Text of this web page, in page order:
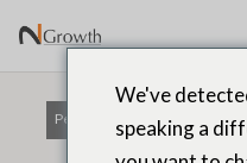
Pessoas e cultura
We've
speaking a